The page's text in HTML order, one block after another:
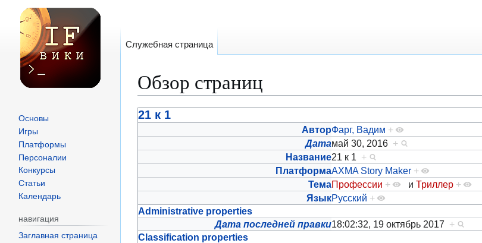
Обзор страниц
Перейти
Перейти
21 к 1
АвторФарг, Вадим +
Датамай 30, 2016 +
Название21 к 1 +
ПлатформаAXMA Story Maker +
ТемаПрофессии + и Триллер +
ЯзыкРусский +
Administrative properties
Дата последней правки18:02:32, 19 октябрь 2017 +
Classification properties
Служебная страница
Основы
Игры
Платформы
Персоналии
Конкурсы
Статьи
Календарь
навигация
Заглавная страница